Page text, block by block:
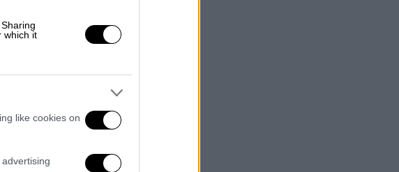
which it
like cookies on